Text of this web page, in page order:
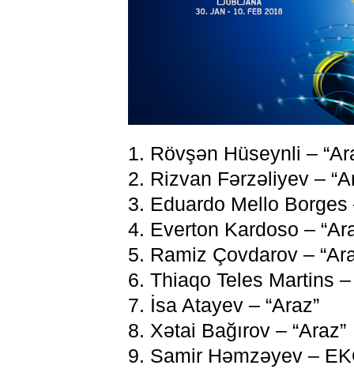
1. Rövşən Hüseynli –
2. Rizvan Fərzəliyev –
3. Eduardo Mello Borges
4. Everton Kardoso –
5. Ramiz Çovdarov –
6. Thiaqo Teles Martins –
7. İsa Atayev – “Araz”
8. Xətai Bağırov – “Araz”
9. Samir Həmzəyev –